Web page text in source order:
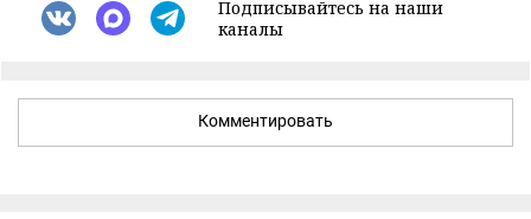
Подписывайтесь на наши
каналы
Комментировать